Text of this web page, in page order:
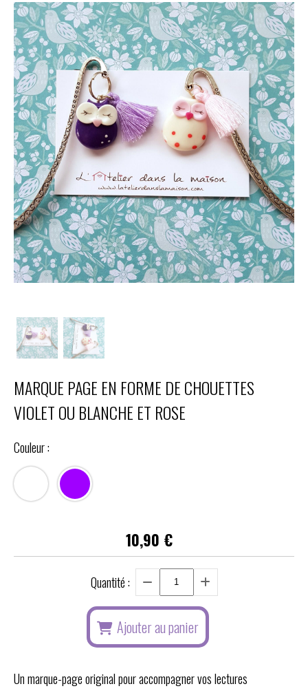
MARQUE PAGE EN FORME DE CHOUETTES
VIOLET OU BLANCHE ET ROSE
Couleur :
10,90 €
Quantité :
Ajouter au panier
Un marque-page original pour accompagner vos lectures